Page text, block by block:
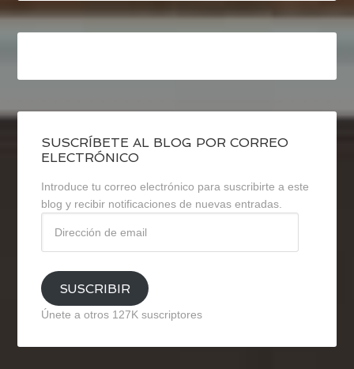
SUSCRÍBETE AL BLOG POR CORREO
ELECTRÓNICO
Introduce tu correo electrónico para suscribirte a este
blog y recibir notificaciones de nuevas entradas.
email
SUSCRIBIR
Únete a otros 127K suscriptores